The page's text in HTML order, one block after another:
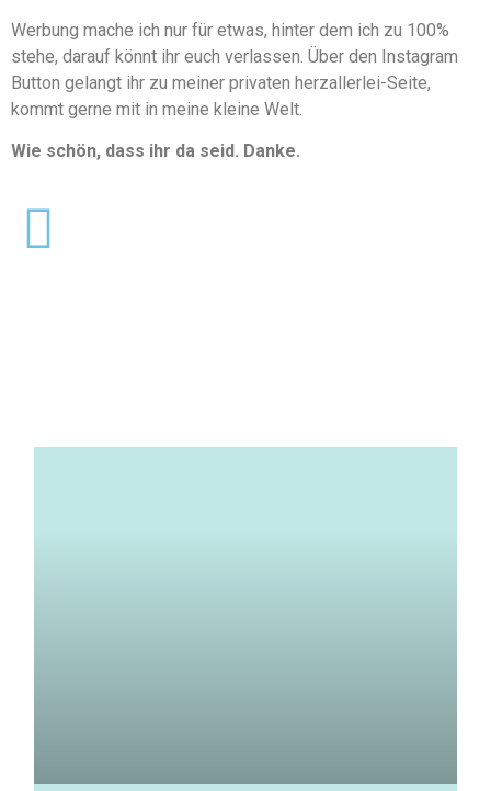
Werbung mache ich nur für etwas, hinter dem ich zu 100%
stehe, darauf könnt ihr euch verlassen. Über den Instagram
Button gelangt ihr zu meiner privaten herzallerlei-Seite,
kommt gerne mit in meine kleine Welt.
Wie schön, dass ihr da seid. Danke.